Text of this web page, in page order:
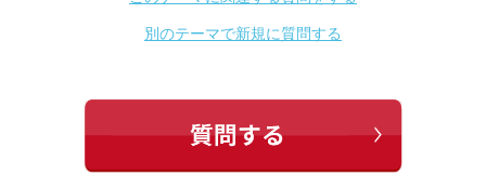
別のテーマで新規に質問する